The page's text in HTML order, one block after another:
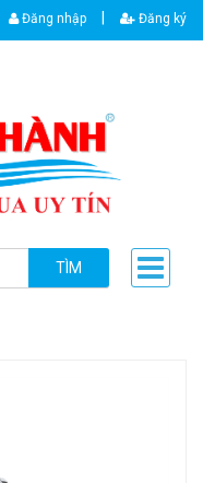
Đăng nhập Đăng ký
TÌM